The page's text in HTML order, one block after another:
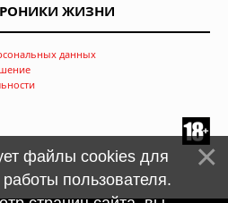
ЖИЗНИ
данных
файлы cookies для
пользователя.